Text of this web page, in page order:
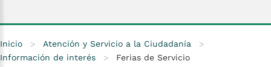
Inicio > Atención y Servicio a la Ciudadanía
>
Información de interés
> Ferias de Servicio